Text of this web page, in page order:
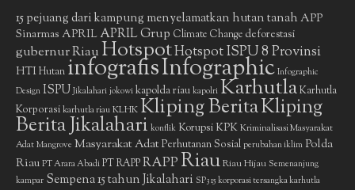
15 pejuang dari kampung menyelamatkan hutan tanah APP
Sinarmas APRIL APRIL Grup Climate Change deforestasi
gubernur RiauHotspotHotspot ISPU 8 Provinsi
HTIHutan infografisInfographic Infographic
Design ISPU Jikalahari jokowi kapolda riau kapolri KarhutlaKarhutla
Korporasikarhutla riauKLHKKliping BeritaKliping
Berita Jikalahari konflik Korupsi KPKKriminalisasi Masyarakat
Adat Mangrove Masyarakat AdatPerhutanan Sosial perubahan iklim Polda
Riau PT Arara Abadi PT RAPPRAPPRiauRiau Hijau Semenanjung
kampar Sempena 15 tahun Jikalahari SP3 15 korporasi tersangka karhutla